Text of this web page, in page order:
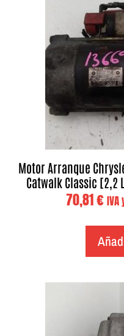
Motor Arranque
Catwalk Classic [2,2
70,81€